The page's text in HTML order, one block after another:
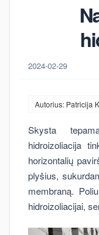
2024-02-29
Autorius: Patricija K
Skysta
hidroizoliacija
horizontalių
plyšius,
membraną.
hidroizoliacijai,